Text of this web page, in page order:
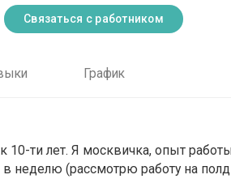
Связаться с работником
График
10-ти лет. Я москвичка, опыт
в неделю (рассмотрю работу на